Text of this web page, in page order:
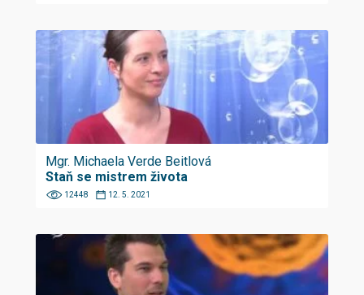
Mgr. Michaela Verde Beitlová
Staň se mistrem života
12448 12. 5. 2021